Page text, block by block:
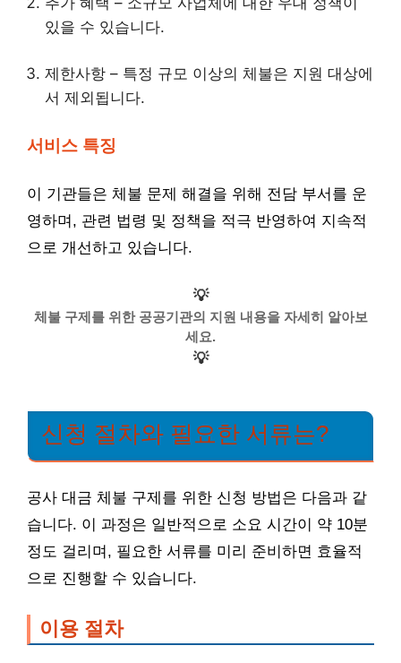
있을 수 있습니다.
제한사항 – 특정 규모 이상의 체불은 지원 대상에
서 제외됩니다.
서비스 특징
이 기관들은 체불 문제 해결을 위해 전담 부서를 운
영하며, 관련 법령 및 정책을 적극 반영하여 지속적
으로 개선하고 있습니다.
💡
체불 구제를 위한 공공기관의 지원 내용을 자세히 알아보
세요.
💡
신청 절차와 필요한 서류는?
공사 대금 체불 구제를 위한 신청 방법은 다음과 같
습니다. 이 과정은 일반적으로 소요 시간이 약 10분
정도 걸리며, 필요한 서류를 미리 준비하면 효율적
으로 진행할 수 있습니다.
이용 절차